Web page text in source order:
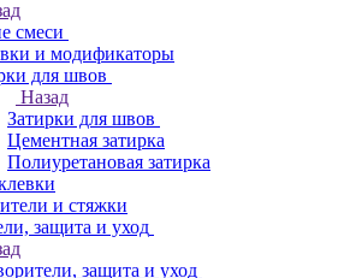
смеси
и модификаторы
для швов
Назад
Затирки для швов
Цементная затирка
Полиуретановая затирка
и стяжки
защита и уход
защита и уход